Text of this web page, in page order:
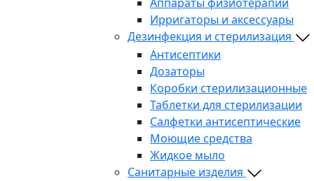
Ирригаторы и аксессуары
Дезинфекция и стерилизация
Антисептики
Дозаторы
Коробки стерилизационные
Таблетки для стерилизации
Салфетки антисептические
Моющие средства
Жидкое мыло
Санитарные изделия